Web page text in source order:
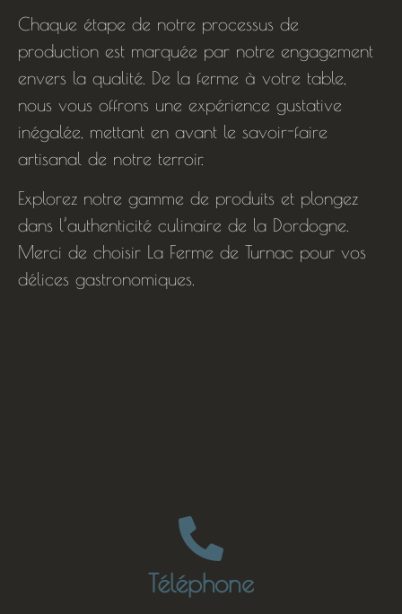
Chaque étape de notre processus de
production est marquée par notre engagement
envers la qualité. De la ferme à votre table,
nous vous offrons une expérience gustative
inégalée, mettant en avant le savoir-faire
artisanal de notre terroir.
Explorez notre gamme de produits et plongez
dans l’authenticité culinaire de la Dordogne.
Merci de choisir La Ferme de Turnac pour vos
délices gastronomiques.
Téléphone